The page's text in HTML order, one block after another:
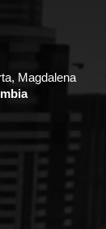
Magdalena